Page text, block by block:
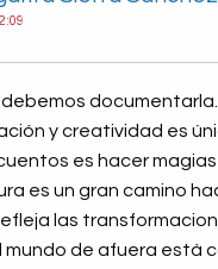
debemos
y creatividad es
es hacer
es un gran camino
las
mundo de afuera està